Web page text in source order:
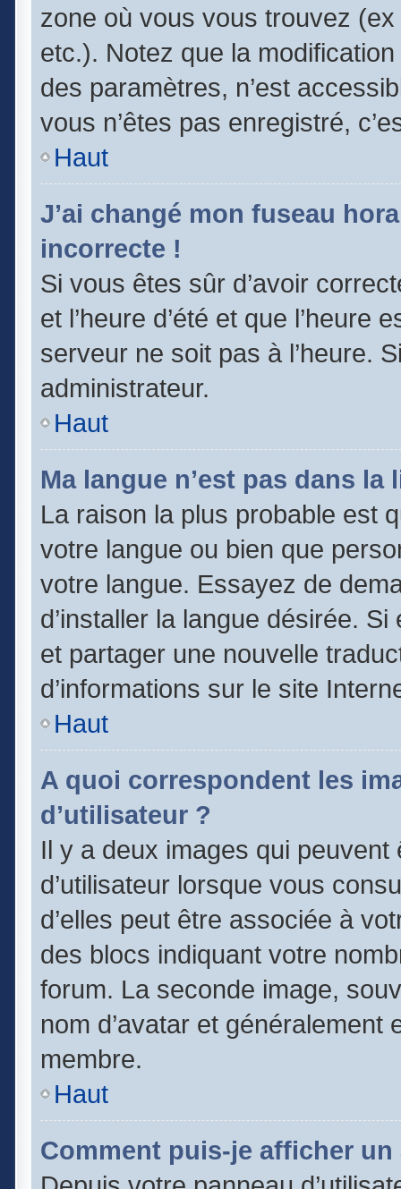
zone où vous vous trouvez
etc.). Notez que la
des paramètres, n’est
vous n’êtes pas enregistré,
Haut
J’ai changé mon fuseau
incorrecte !
Si vous êtes sûr d’avoir
et l’heure d’été et que
serveur ne soit pas à l’heure.
administrateur.
Haut
Ma langue n’est pas dans la
La raison la plus probable est
votre langue ou bien que
votre langue. Essayez de
d’installer la langue désirée.
et partager une nouvelle
d’informations sur le site
Haut
A quoi correspondent les
d’utilisateur ?
Il y a deux images qui
d’utilisateur lorsque vous
d’elles peut être associée à
des blocs indiquant votre
forum. La seconde image,
nom d’avatar et
membre.
Haut
Comment puis-je afficher un